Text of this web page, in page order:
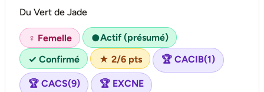
Du Vert de Jade
♀ Femelle ●Actif (présumé)
✓ Confirmé
★ 2/6 pts 🏆 CACIB(1)
🏆 CACS(9) 🏆 EXCNE